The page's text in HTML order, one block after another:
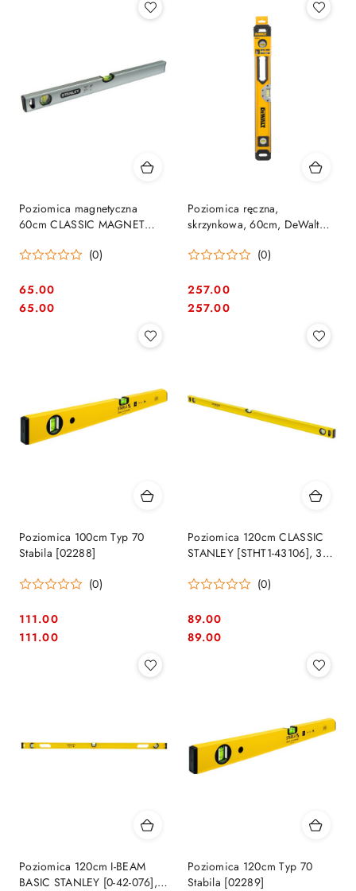
Poziomica magnetyczna
60cm CLASSIC MAGNET
(0)
Cena:
65.00
Cena:
65.00
Poziomica ręczna,
skrzynkowa, 60cm, DeWalt
(0)
Cena:
257.00
Cena:
257.00
Poziomica 100cm Typ 70
Stabila [02288]
(0)
Cena:
111.00
Cena:
111.00
Poziomica 120cm CLASSIC
STANLEY [STHT1-43106], 3
(0)
Cena:
89.00
Cena:
89.00
Poziomica 120cm I-BEAM
BASIC STANLEY [0-42-076], 3
Poziomica 120cm Typ 70
Stabila [02289]